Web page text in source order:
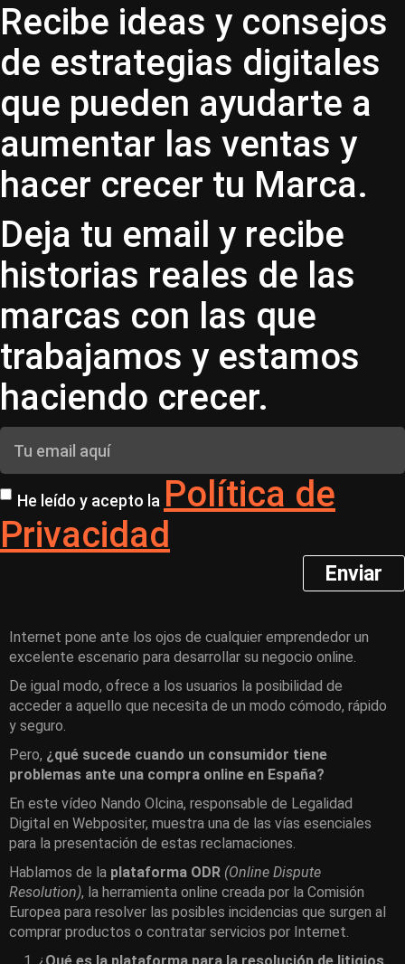
Recibe ideas y consejos
de estrategias digitales
que pueden ayudarte a
aumentar las ventas y
hacer crecer tu Marca.
Deja tu email y recibe
historias reales de las
marcas con las que
trabajamos y estamos
haciendo crecer.
He leído y acepto la Política de
Privacidad
Enviar
Internet pone ante los ojos de cualquier emprendedor un
excelente escenario para desarrollar su negocio online.
De igual modo, ofrece a los usuarios la posibilidad de
acceder a aquello que necesita de un modo cómodo, rápido
y seguro.
Pero, ¿qué sucede cuando un consumidor tiene
problemas ante una compra online en España?
En este vídeo Nando Olcina, responsable de Legalidad
Digital en Webpositer, muestra una de las vías esenciales
para la presentación de estas reclamaciones.
Hablamos de la plataforma ODR (Online Dispute
Resolution), la herramienta online creada por la Comisión
Europea para resolver las posibles incidencias que surgen al
comprar productos o contratar servicios por Internet.